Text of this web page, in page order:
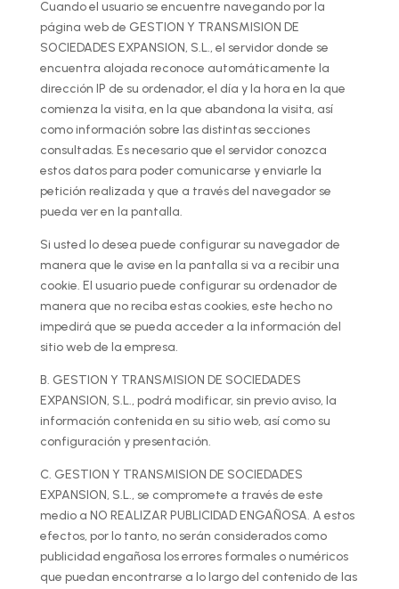
Cuando el usuario se encuentre navegando por la
página web de GESTION Y TRANSMISION DE
SOCIEDADES EXPANSION, S.L., el servidor donde se
encuentra alojada reconoce automáticamente la
dirección IP de su ordenador, el día y la hora en la que
comienza la visita, en la que abandona la visita, así
como información sobre las distintas secciones
consultadas. Es necesario que el servidor conozca
estos datos para poder comunicarse y enviarle la
petición realizada y que a través del navegador se
pueda ver en la pantalla.
Si usted lo desea puede configurar su navegador de
manera que le avise en la pantalla si va a recibir una
cookie. El usuario puede configurar su ordenador de
manera que no reciba estas cookies, este hecho no
impedirá que se pueda acceder a la información del
sitio web de la empresa.
B. GESTION Y TRANSMISION DE SOCIEDADES
EXPANSION, S.L., podrá modificar, sin previo aviso, la
información contenida en su sitio web, así como su
configuración y presentación.
C. GESTION Y TRANSMISION DE SOCIEDADES
EXPANSION, S.L., se compromete a través de este
medio a NO REALIZAR PUBLICIDAD ENGAÑOSA. A estos
efectos, por lo tanto, no serán considerados como
publicidad engañosa los errores formales o numéricos
que puedan encontrarse a lo largo del contenido de las